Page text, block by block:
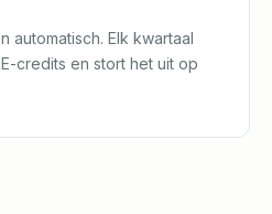
automatisch. Elk kwartaal
credits en stort het uit op